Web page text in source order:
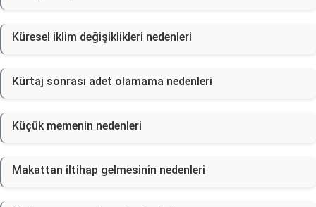
Küresel iklim değişiklikleri nedenleri
Kürtaj sonrası adet olamama nedenleri
Küçük memenin nedenleri
Makattan iltihap gelmesinin nedenleri